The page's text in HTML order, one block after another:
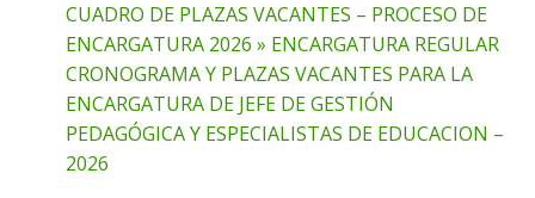
CUADRO DE PLAZAS VACANTES – PROCESO DE
ENCARGATURA 2026 » ENCARGATURA REGULAR
CRONOGRAMA Y PLAZAS VACANTES PARA LA
ENCARGATURA DE JEFE DE GESTIÓN
PEDAGÓGICA Y ESPECIALISTAS DE EDUCACION –
2026